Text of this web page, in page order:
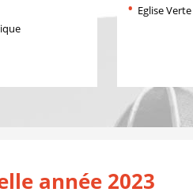
Eglise Verte
année 2023